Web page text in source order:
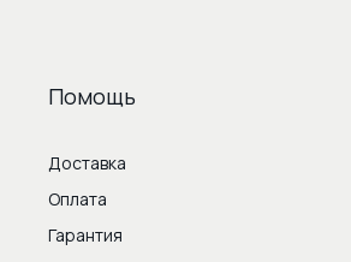
Помощь
Доставка
Оплата
Гарантия